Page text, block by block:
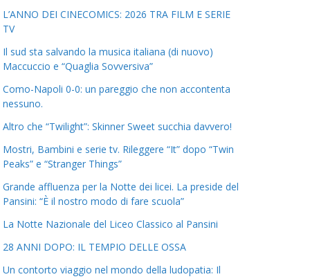
L’ANNO DEI CINECOMICS: 2026 TRA FILM E SERIE
TV
Il sud sta salvando la musica italiana (di nuovo)
Maccuccio e “Quaglia Sovversiva”
Como-Napoli 0-0: un pareggio che non accontenta
nessuno.
Altro che “Twilight”: Skinner Sweet succhia davvero!
Mostri, Bambini e serie tv. Rileggere “It” dopo “Twin
Peaks” e “Stranger Things”
Grande affluenza per la Notte dei licei. La preside del
Pansini: “È il nostro modo di fare scuola”
La Notte Nazionale del Liceo Classico al Pansini
28 ANNI DOPO: IL TEMPIO DELLE OSSA
Un contorto viaggio nel mondo della ludopatia: Il